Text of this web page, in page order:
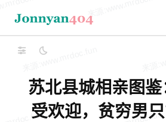
苏北县城相亲图
受欢迎，贫穷男